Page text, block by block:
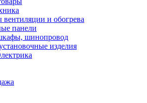
и обогрева
панели
шинопровод
изделия